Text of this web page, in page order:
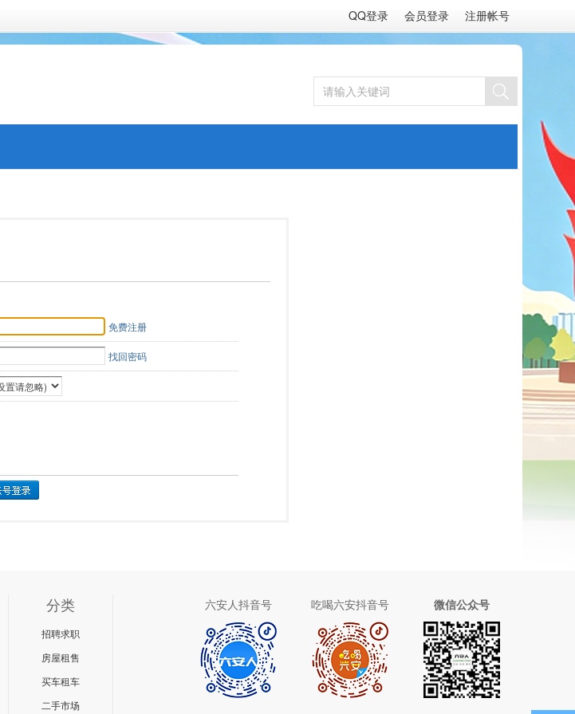
QQ登录 会员登录 注册帐号
免费注册
找回密码
分类
招聘求职
房屋租售
买车租车
二手市场
六安人抖音号 吃喝六安抖音号 微信公众号